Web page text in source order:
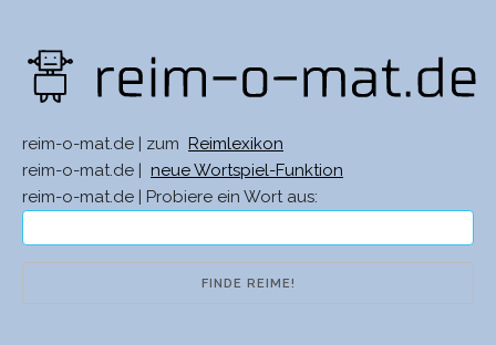
reim-o-mat.de | zum
Reimlexikon
reim-o-mat.de |
neue Wortspiel-Funktion
reim-o-mat.de | Probiere ein Wort aus: